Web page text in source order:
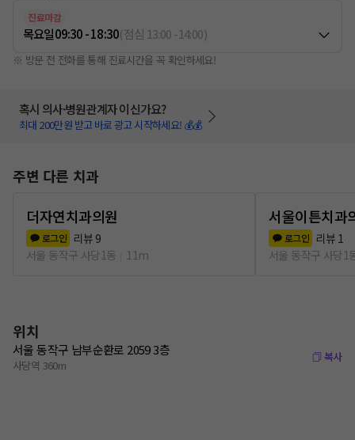
진료마감
목요일09:30 - 18:30(점심 13:00-14:00)
※ 방문 전 전화를 통해 진료시간을 꼭 확인하세요!
혹시 의사·병원관계자 이신가요?
최대 200만원 받고 바로 광고 시작하세요! 💰💰
주변 다른 치과
더자연치과의원
로그인 리뷰 9
서울 동작구 사당1동
11m
서울이튼치과
로그인 리뷰 1
서울 동작구 사당1
위치
서울 동작구 남부순환로 2059 3층
사당역 360m
복사